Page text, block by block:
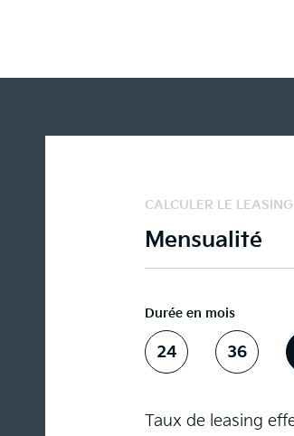
CALCULER LE LEASING
Mensualité
Durée en mois
24 36
Taux de leasing